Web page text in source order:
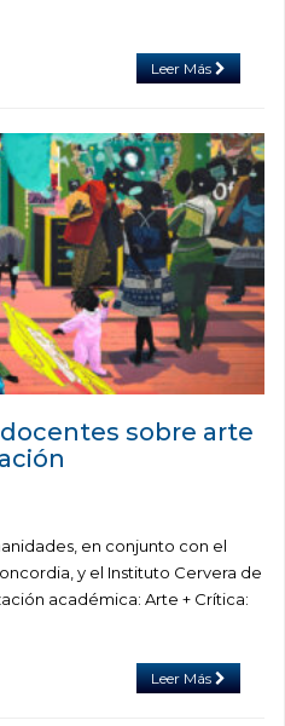
Leer Más
sobre arte
en conjunto con el
y el Instituto Cervera de
académica: Arte + Crítica:
Leer Más